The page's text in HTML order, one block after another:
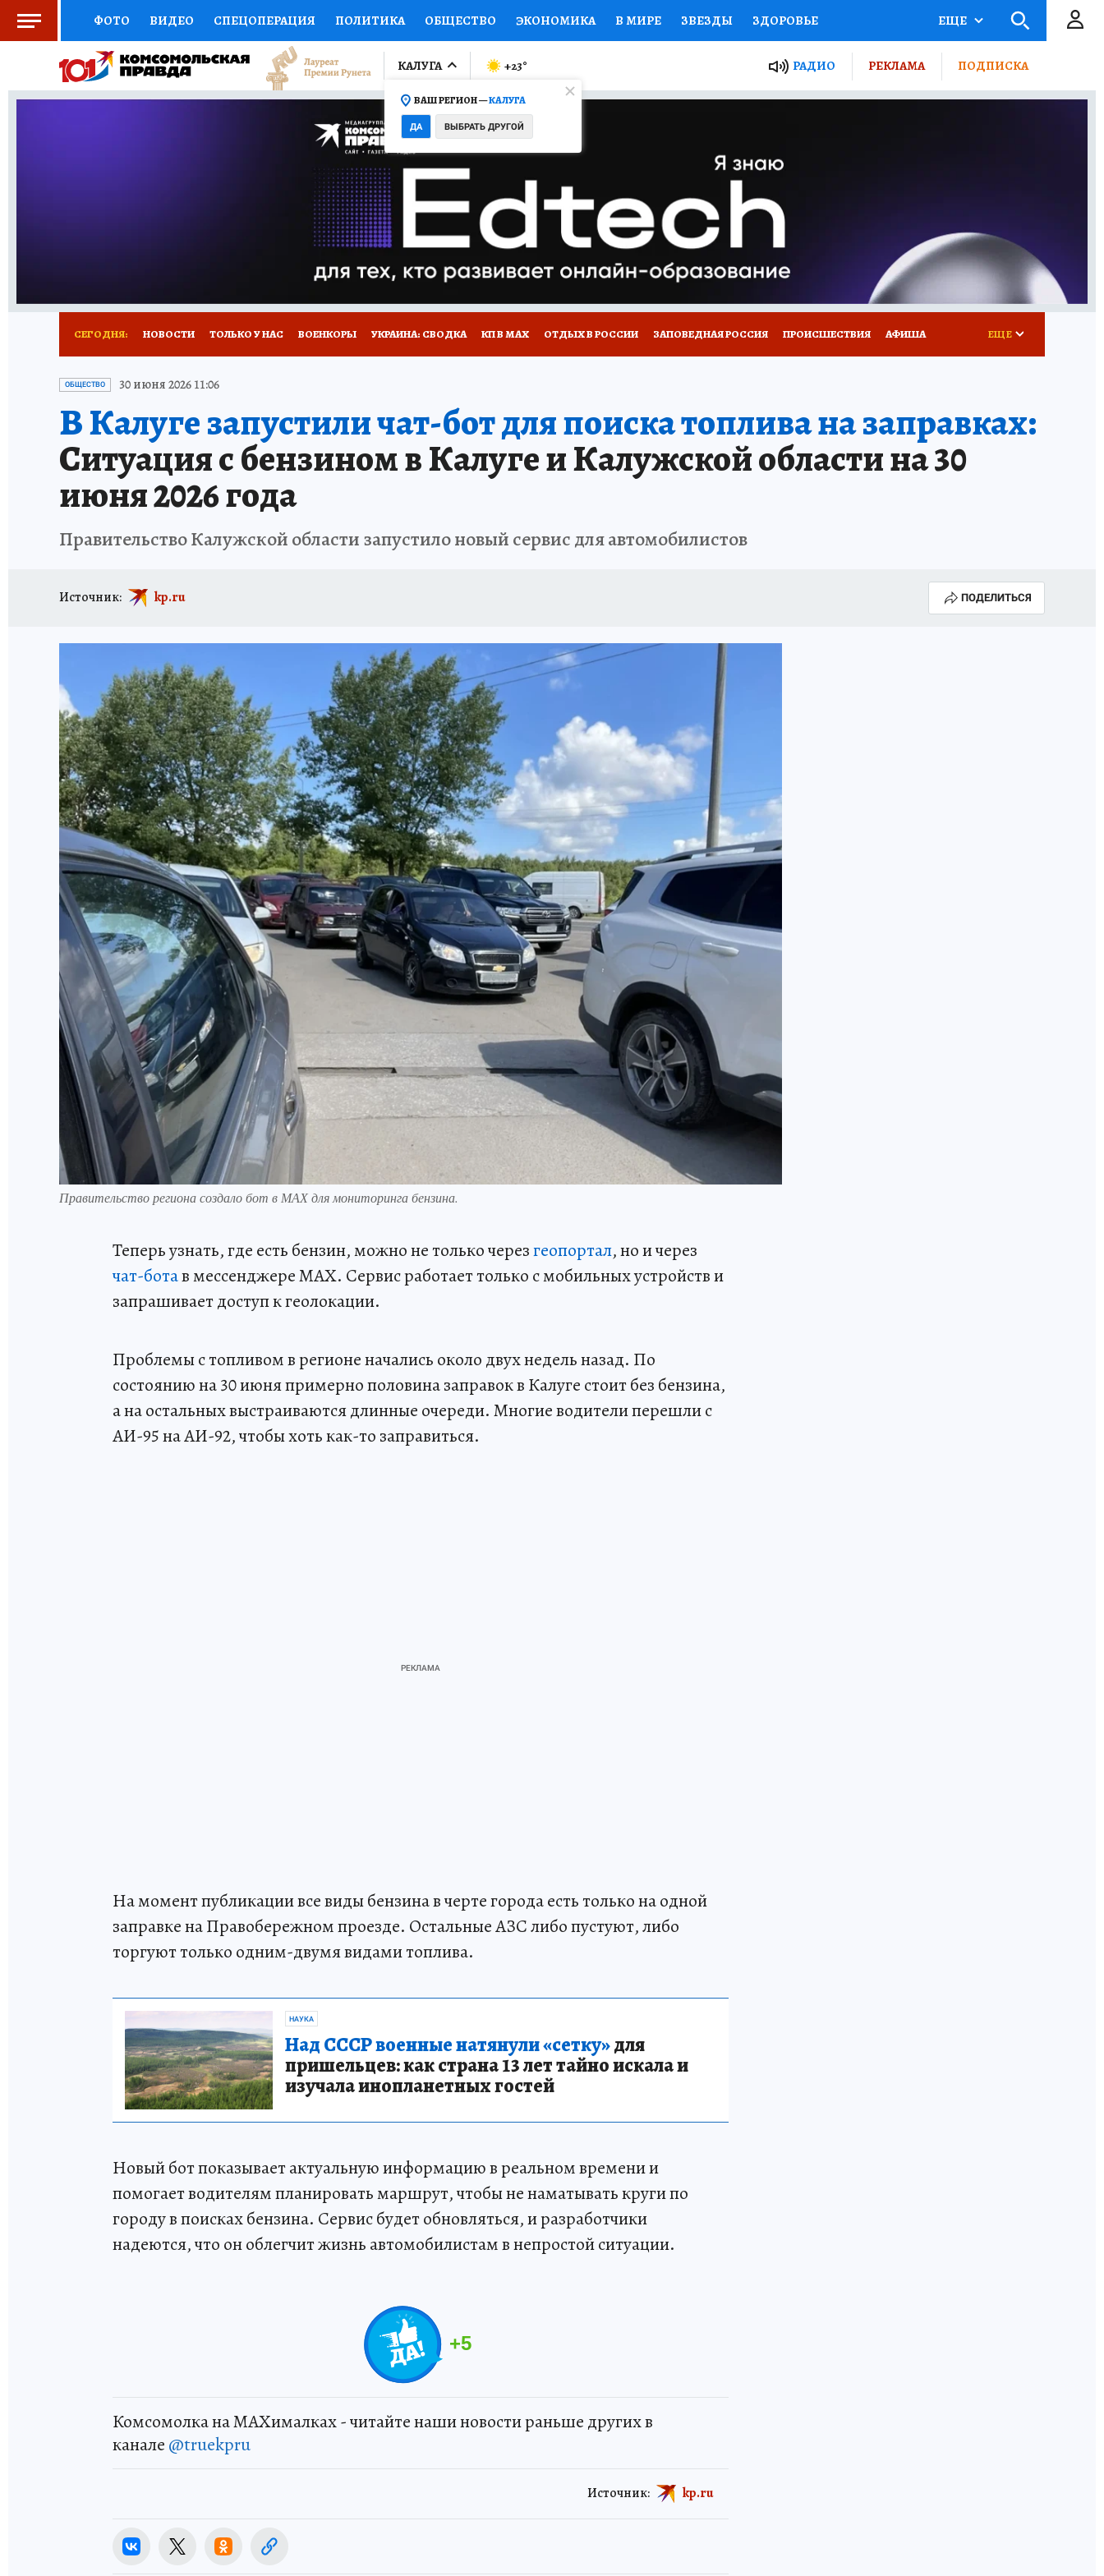
ФОТО ВИДЕО СПЕЦОПЕРАЦИЯ ПОЛИТИКА ОБЩЕСТВО ЭКОНОМИКА В МИРЕ ЗВЕЗДЫ ЗДОРОВЬЕ
СОЦПОДДЕРЖКА НАУКА СПОРТ КОЛУМНИСТЫ ПРОИСШЕСТВИЯ НАЦИОНАЛЬНЫЕ ПРОЕКТЫ РОССИИ
ВЫБОР ЭКСПЕРТОВ ДОКТОР ФИНАНСЫ ОТКРЫВАЕМ МИР Я ЗНАЮ СЕМЬЯ ЖЕНСКИЕ СЕКРЕТЫ ПУТЕВОДИТЕЛЬ
ПРОГНОЗЫ НА СПОРТ ПРОМОКОДЫ СЕРИАЛЫ
ТЕЛЕВИЗОР КОЛЛЕКЦИИ КОНКУРСЫ ГИД ПОТРЕБИТЕЛЯ
НОВОЕ НА САЙТЕ
ЕЩЕ
КАЛУГА
ВАШ РЕГИОН —КАЛУГА
ДА ВЫБРАТЬ ДРУГОЙ
+23° РАДИО РЕКЛАМА ПОДПИСКА
СЕГОДНЯ: НОВОСТИ ТОЛЬКО У НАС ВОЕНКОРЫ УКРАИНА: СВОДКА КП В МАХ ОТДЫХ В РОССИИ ЗАПОВЕДНАЯ РОССИЯ ПРОИСШЕСТВИЯ АФИША
ИСПЫТАНО НА СЕБЕ
ЕЩЕ
ОБЩЕСТВО 30 июня 2026 11:06
В Калуге запустили чат-бот для поиска топлива на заправках:
Ситуация с бензином в Калуге и Калужской области на 30
июня 2026 года
Правительство Калужской области запустило новый сервис для автомобилистов
Источник: kp.ru ПОДЕЛИТЬСЯ
Правительство региона создало бот в МАХ для мониторинга бензина.
Теперь узнать, где есть бензин, можно не только черезгеопортал, но и через
чат-ботав мессенджере МАХ. Сервис работает только с мобильных устройств и
запрашивает доступ к геолокации.
Проблемы с топливом в регионе начались около двух недель назад. По
состоянию на 30 июня примерно половина заправок в Калуге стоит без бензина,
а на остальных выстраиваются длинные очереди. Многие водители перешли с
АИ-95 на АИ-92, чтобы хоть как-то заправиться.
На момент публикации все виды бензина в черте города есть только на одной
заправке на Правобережном проезде. Остальные АЗС либо пустуют, либо
торгуют только одним-двумя видами топлива.
НАУКА
Над СССР военные натянули «сетку»для
пришельцев: как страна 13 лет тайно искала и
изучала инопланетных гостей
Новый бот показывает актуальную информацию в реальном времени и
помогает водителям планировать маршрут, чтобы не наматывать круги по
городу в поисках бензина. Сервис будет обновляться, и разработчики
надеются, что он облегчит жизнь автомобилистам в непростой ситуации.
+5
Комсомолка на MAXималках - читайте наши новости раньше других в
канале @truekpru
Источник: kp.ru